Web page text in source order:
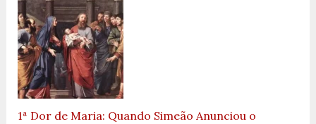
1ª Dor de Maria: Quando Simeão Anunciou o